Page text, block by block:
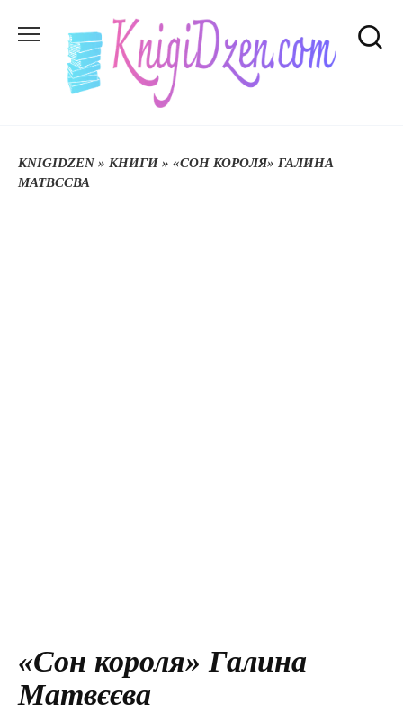
до
KNIGIDZEN» КНИГИ » «СОН КОРОЛЯ» ГАЛИНА
МАТВЄЄВА
«Сон короля» Галина
Матвєєва